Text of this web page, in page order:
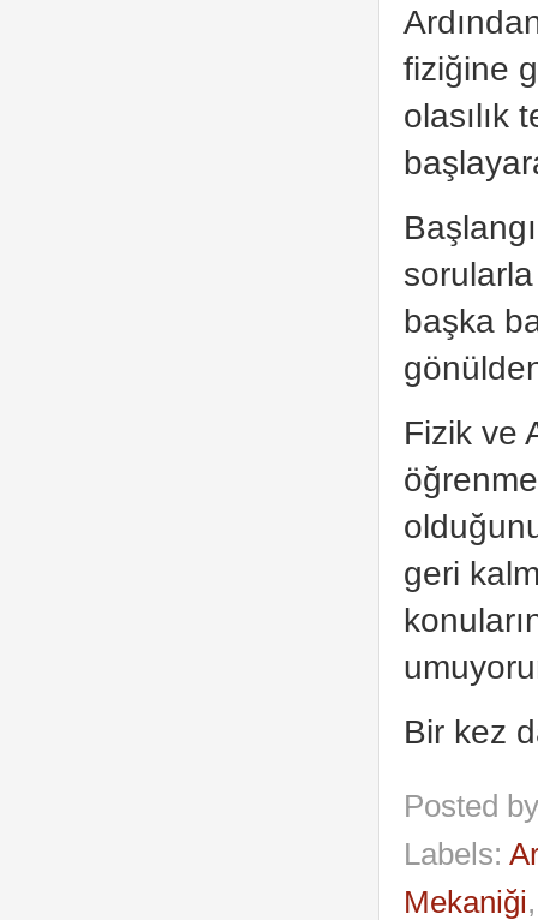
fiziğine
olasılık
başka
Fizik ve
geri
Bir kez
Posted
Labels:
Mekaniği